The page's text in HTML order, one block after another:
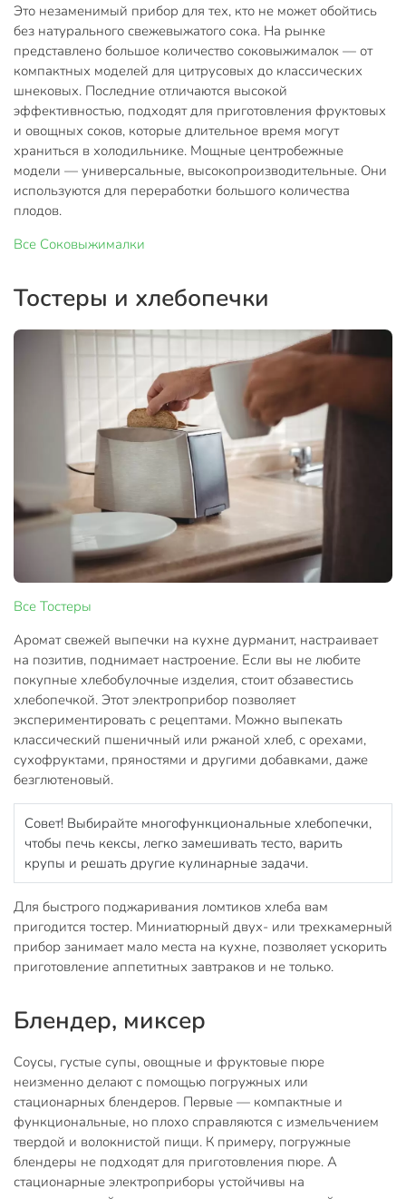
Это незаменимый прибор для тех, кто не может обойтись
без натурального свежевыжатого сока. На рынке
представлено большое количество соковыжималок — от
компактных моделей для цитрусовых до классических
шнековых. Последние отличаются высокой
эффективностью, подходят для приготовления фруктовых
и овощных соков, которые длительное время могут
храниться в холодильнике. Мощные центробежные
модели — универсальные, высокопроизводительные. Они
используются для переработки большого количества
плодов.
Все Соковыжималки
Тостеры и хлебопечки
Все Тостеры
Аромат свежей выпечки на кухне дурманит, настраивает
на позитив, поднимает настроение. Если вы не любите
покупные хлебобулочные изделия, стоит обзавестись
хлебопечкой. Этот электроприбор позволяет
экспериментировать с рецептами. Можно выпекать
классический пшеничный или ржаной хлеб, с орехами,
сухофруктами, пряностями и другими добавками, даже
безглютеновый.
Совет! Выбирайте многофункциональные хлебопечки,
чтобы печь кексы, легко замешивать тесто, варить
крупы и решать другие кулинарные задачи.
Для быстрого поджаривания ломтиков хлеба вам
пригодится тостер. Миниатюрный двух- или трехкамерный
прибор занимает мало места на кухне, позволяет ускорить
приготовление аппетитных завтраков и не только.
Блендер, миксер
Соусы, густые супы, овощные и фруктовые пюре
неизменно делают с помощью погружных или
стационарных блендеров. Первые — компактные и
функциональные, но плохо справляются с измельчением
твердой и волокнистой пищи. К примеру, погружные
блендеры не подходят для приготовления пюре. А
стационарные электроприборы устойчивы на